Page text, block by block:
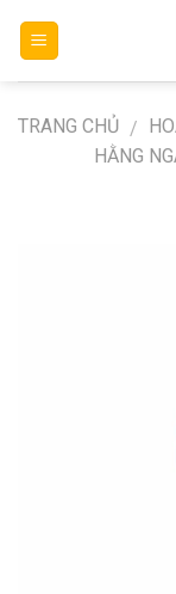
TRANG CHỦ /
HẰNG